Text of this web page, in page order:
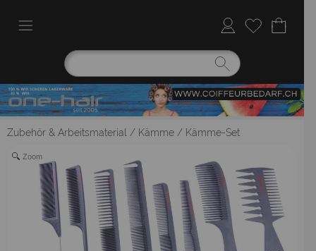
Zubehör & Arbeitsmaterial / Kämme / Kämme-Set
Zoom